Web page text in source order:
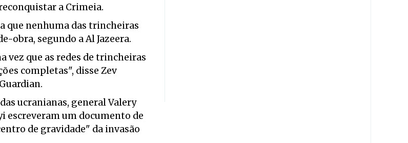
a Crimeia.
que nenhuma das trincheiras
obra, segundo a Al Jazeera.
vez que as redes de trincheiras
completas", disse Zev
ucranianas, general Valery
escreveram um documento de
de gravidade" da invasão